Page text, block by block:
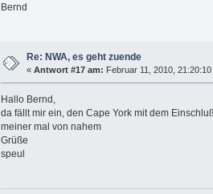
Bernd
Re: NWA, es geht zuende
« Antwort #17 am: Februar 11, 2010,
Hallo Bernd,
da fällt mir ein, den Cape York mit dem
meiner mal von nahem
Grüße
speul